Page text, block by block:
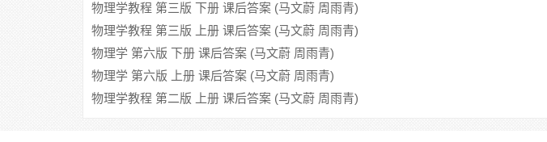
物理学教程 第三版 下册 课后答案 (马文蔚 周雨青)
物理学教程 第三版 上册 课后答案 (马文蔚 周雨青)
物理学 第六版 下册 课后答案 (马文蔚 周雨青)
物理学 第六版 上册 课后答案 (马文蔚 周雨青)
物理学教程 第二版 上册 课后答案 (马文蔚 周雨青)